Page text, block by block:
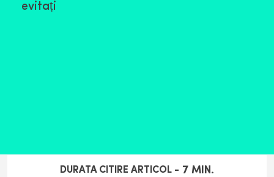
evitați
DURATA CITIRE ARTICOL - 7 MIN.